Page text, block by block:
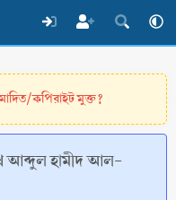
কপিরাইট মুক্ত?
আব্দুল হামীদ আল-